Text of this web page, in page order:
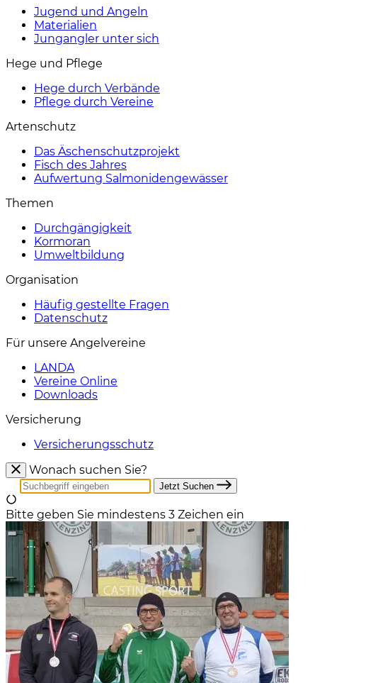
Jugend und Angeln
Materialien
Jungangler unter sich
Hege und Pflege
Hege durch Verbände
Pflege durch Vereine
Artenschutz
Das Äschenschutzprojekt
Fisch des Jahres
Aufwertung Salmonidengewässer
Themen
Durchgängigkeit
Kormoran
Umweltbildung
Organisation
Häufig gestellte Fragen
Datenschutz
Für unsere Angelvereine
LANDA
Vereine Online
Downloads
Versicherung
Versicherungsschutz
Wonach suchen Sie?
Jetzt Suchen
Bitte geben Sie mindestens 3 Zeichen ein